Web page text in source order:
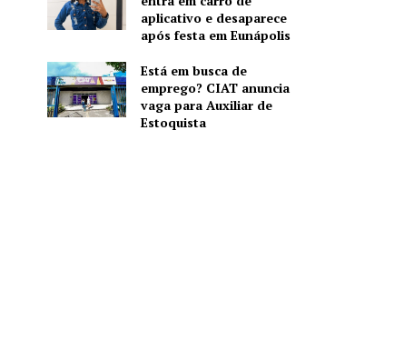
aplicativo e desaparece
após festa em Eunápolis
Está em busca de
emprego? CIAT anuncia
vaga para Auxiliar de
Estoquista